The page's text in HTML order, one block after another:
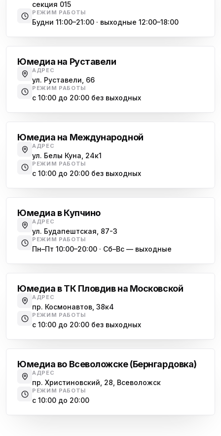
секция 015
РЕЖИМ РАБОТЫ
Будни 11:00–21:00 · выходные 12:00–18:00
Юмедиа на Руставели
АДРЕС
ул. Руставели, 66
РЕЖИМ РАБОТЫ
с 10:00 до 20:00 без выходных
Юмедиа на Международной
АДРЕС
ул. Белы Куна, 24к1
РЕЖИМ РАБОТЫ
с 10:00 до 20:00 без выходных
Юмедиа в Купчино
АДРЕС
ул. Будапештская, 87-3
РЕЖИМ РАБОТЫ
Пн–Пт 10:00–20:00 · Сб–Вс — выходные
Юмедиа в ТК Пловдив на Московской
АДРЕС
пр. Космонавтов, 38к4
РЕЖИМ РАБОТЫ
с 10:00 до 20:00 без выходных
Юмедиа во Всеволожске (Бернгардовка)
АДРЕС
пр. Христиновский, 28, Всеволожск
РЕЖИМ РАБОТЫ
с 10:00 до 20:00